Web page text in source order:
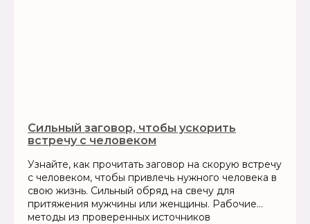
Сильный заговор, чтобы ускорить
встречу с человеком
Узнайте, как прочитать заговор на скорую встречу
с человеком, чтобы привлечь нужного человека в
свою жизнь. Сильный обряд на свечу для
притяжения мужчины или женщины. Рабочие
методы из проверенных источников